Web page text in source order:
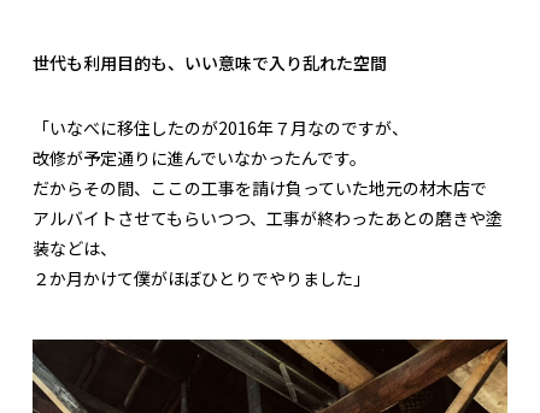
世代も利用目的も、いい意味で入り乱れた空間
「いなべに移住したのが2016年７月なのですが、
改修が予定通りに進んでいなかったんです。
だからその間、ここの工事を請け負っていた地元の材木店で
アルバイトさせてもらいつつ、工事が終わったあとの磨きや塗
装などは、
２か月かけて僕がほぼひとりでやりました」